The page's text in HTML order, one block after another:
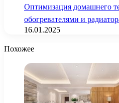
Оптимизация домашнего
обогревателями и
16.01.2025
Похожее